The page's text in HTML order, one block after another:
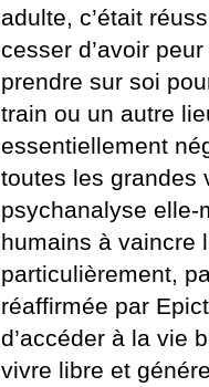
adulte, c’était
cesser d’avoir
prendre sur soi
train ou un autre
essentiellement
toutes les grandes
psychanalyse elle-
humains à vaincre
particulièrement,
réaffirmée par
d’accéder à la vie
vivre libre et